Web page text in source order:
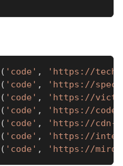
( 'code' ,
'https://
( 'code' ,
'https://
( 'code' ,
'https://
( 'code' ,
'https://
( 'code' ,
'https://cdn-
( 'code' ,
'https://
( 'code' , 'https://